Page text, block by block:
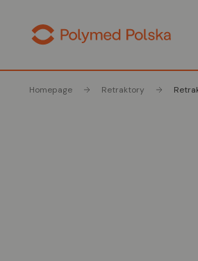
Homepage Retraktory